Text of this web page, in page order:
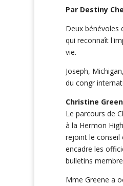
Par Destiny
Deux bénévoles
qui reconnaît
vie.
Joseph,
du congr
Christine
Le parcours de
à la Hermon
rejoint le conseil
encadre les
bulletins
Mme Greene a